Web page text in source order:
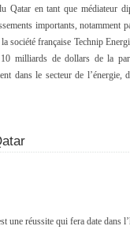
Qatar en tant que médiateur
importants, notamment
société française Technip
milliards de dollars de la
dans le secteur de
une réussite qui fera date dans